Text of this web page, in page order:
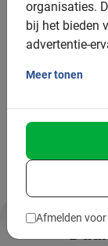
organisaties.
bij het bieden
advertentie-
Meer tonen
Afmelden
Boekbaar
Per 15
Bij grotere